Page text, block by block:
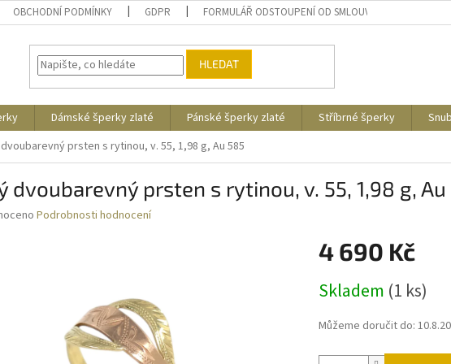
OBCHODNÍ PODMÍNKY GDPR FORMULÁŘ ODSTOUPENÍ OD SMLOUVY
HLEDAT
Dámské šperky zlaté Pánské šperky zlaté Stříbrné šperky
prsten s rytinou, v. 55, 1,98 g, Au 585
dvoubarevný prsten s rytinou, v. 55, 1,98 g, Au
Podrobnosti hodnocení
4 690 Kč
cena:
Skladem (1 ks)
Můžeme doručit do: